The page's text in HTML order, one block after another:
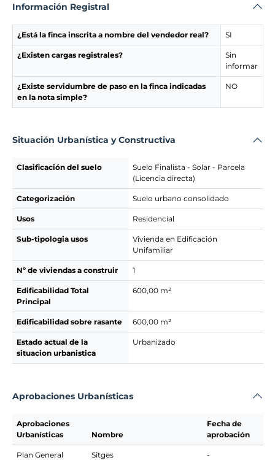
Información Registral
¿Está la finca inscrita a nombre del vendedor real? SI
¿Existen cargas registrales?
Sin
informar
¿Existe servidumbre de paso en la finca indicadas
en la nota simple?
NO
Situación Urbanística y Constructiva
Clasificación del suelo
Suelo Finalista - Solar - Parcela
(Licencia directa)
Categorización Suelo urbano consolidado
Usos Residencial
Sub-tipologia usos
Vivienda en Edificación
Unifamiliar
Nº de viviendas a construir 1
Edificabilidad Total
Principal
600,00 m²
Edificabilidad sobre rasante 600,00 m²
Estado actual de la
situacion urbanistica
Urbanizado
Aprobaciones Urbanísticas
Aprobaciones
Urbanísticas
Nombre
Fecha de
aprobación
Plan General Sitges -